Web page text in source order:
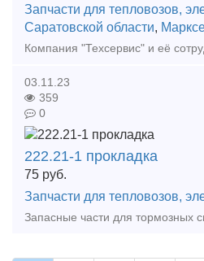
Запчасти для тепловозов,
Саратовской области,
03.11.23
359
0
222.21-1 прокладка
75 руб.
Запчасти для тепловозов,